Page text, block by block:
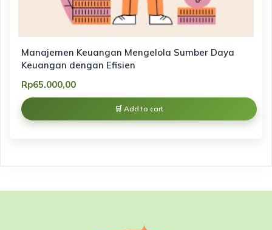
Manajemen Keuangan Mengelola Sumber Daya
Keuangan dengan Efisien
Rp65.000,00
Add to cart